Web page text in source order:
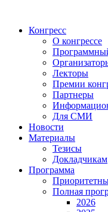
Конгресс
О конгрессе
Лекторы
Премии
Партнеры
Для СМИ
Новости
Материалы
Тезисы
Докладчикам
Программа
Полная
2026